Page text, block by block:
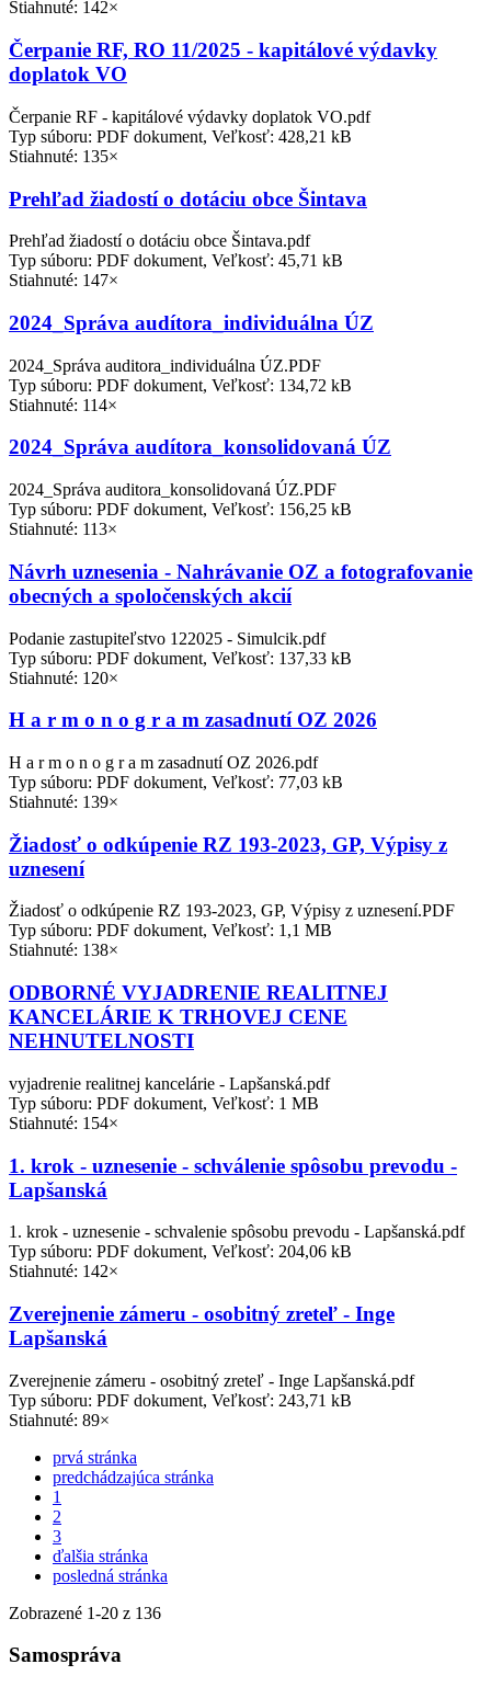
Stiahnuté: 142×
Čerpanie RF, RO 11/2025 - kapitálové výdavky
doplatok VO
Čerpanie RF - kapitálové výdavky doplatok VO.pdf
Typ súboru: PDF dokument, Veľkosť: 428,21 kB
Stiahnuté: 135×
Prehľad žiadostí o dotáciu obce Šintava
Prehľad žiadostí o dotáciu obce Šintava.pdf
Typ súboru: PDF dokument, Veľkosť: 45,71 kB
Stiahnuté: 147×
2024_Správa audítora_individuálna ÚZ
2024_Správa auditora_individuálna ÚZ.PDF
Typ súboru: PDF dokument, Veľkosť: 134,72 kB
Stiahnuté: 114×
2024_Správa audítora_konsolidovaná ÚZ
2024_Správa auditora_konsolidovaná ÚZ.PDF
Typ súboru: PDF dokument, Veľkosť: 156,25 kB
Stiahnuté: 113×
Návrh uznesenia - Nahrávanie OZ a fotografovanie
obecných a spoločenských akcií
Podanie zastupiteľstvo 122025 - Simulcik.pdf
Typ súboru: PDF dokument, Veľkosť: 137,33 kB
Stiahnuté: 120×
H a r m o n o g r a m zasadnutí OZ 2026
H a r m o n o g r a m zasadnutí OZ 2026.pdf
Typ súboru: PDF dokument, Veľkosť: 77,03 kB
Stiahnuté: 139×
Žiadosť o odkúpenie RZ 193-2023, GP, Výpisy z
uznesení
Žiadosť o odkúpenie RZ 193-2023, GP, Výpisy z uznesení.PDF
Typ súboru: PDF dokument, Veľkosť: 1,1 MB
Stiahnuté: 138×
ODBORNÉ VYJADRENIE REALITNEJ
KANCELÁRIE K TRHOVEJ CENE
NEHNUTELNOSTI
vyjadrenie realitnej kancelárie - Lapšanská.pdf
Typ súboru: PDF dokument, Veľkosť: 1 MB
Stiahnuté: 154×
1. krok - uznesenie - schválenie spôsobu prevodu -
Lapšanská
1. krok - uznesenie - schvalenie spôsobu prevodu - Lapšanská.pdf
Typ súboru: PDF dokument, Veľkosť: 204,06 kB
Stiahnuté: 142×
Zverejnenie zámeru - osobitný zreteľ - Inge
Lapšanská
Zverejnenie zámeru - osobitný zreteľ - Inge Lapšanská.pdf
Typ súboru: PDF dokument, Veľkosť: 243,71 kB
Stiahnuté: 89×
prvá stránka
predchádzajúca stránka
1
2
3
ďalšia stránka
posledná stránka
Zobrazené 1-20 z 136
Samospráva